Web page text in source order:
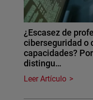
¿Escasez de
ciberseguridad o
capacidades?
distingu…
Leer Artículo